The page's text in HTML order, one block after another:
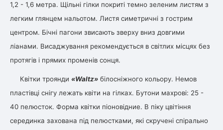
1,2 - 1,6 метра. Щільні гілки покриті темно зеленим листям з
легким глянцем нальотом. Листя симетричні з гострим
центром. Бічні пагони звисають зверху вниз довгими
ліанами. Висаджування рекомендується в світлих місцях без
протягів і прямих променів сонця.
Квітки троянди «Waltz» білосніжного кольору. Немов
пластівці снігу лежать квіти на гілках. Бутони махрові: 25 -
40 пелюсток. Форма квітки піоновідние. В піку цвітіння
серединка захована під пелюстками, які скручені спірально